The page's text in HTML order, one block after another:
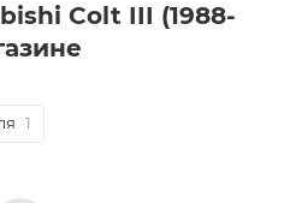
Colt III (1988-
1